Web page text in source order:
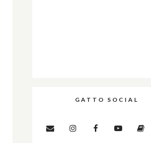
GATTO SOCIAL